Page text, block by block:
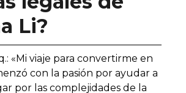
Li?
«Mi viaje para convertirme en
con la pasión por ayudar a
por las complejidades de la